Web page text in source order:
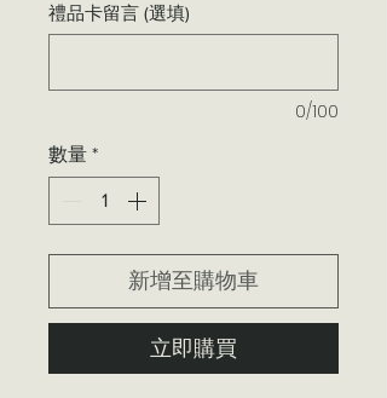
禮品卡留言 (選填)
0/100
數量 *
新增至購物車
立即購買